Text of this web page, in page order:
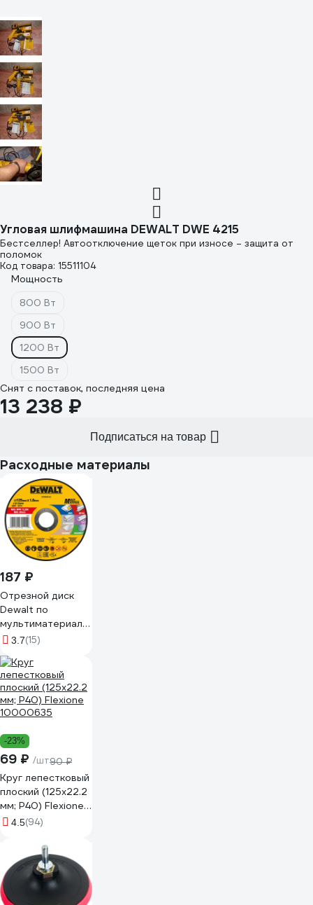
Угловая шлифмашина DEWALT DWE 4215
Бестселлер! Автоотключение щеток при износе – защита от
поломок
Код товара: 15511104
Мощность
800 Вт
900 Вт
1200 Вт
1500 Вт
Снят с поставок, последняя цена
13 238 ₽
Подписаться на товар
Расходные материалы
187 ₽
Отрезной диск
Dewalt по
мультиматериалу
125x1 мм,
DT20595-QZ
3.7(15)
-23%
69 ₽ /шт90 ₽
Круг лепестковый
плоский (125х22.2
мм; Р40) Flexione
10000635
4.5(94)